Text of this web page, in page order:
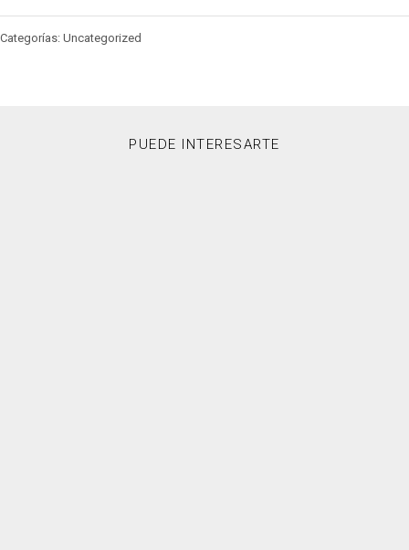
Categorías: Uncategorized
PUEDE INTERESARTE